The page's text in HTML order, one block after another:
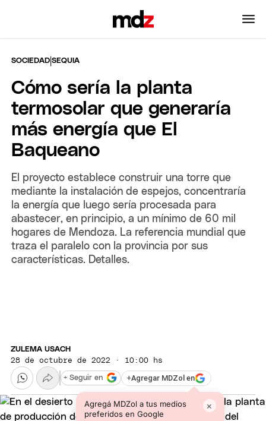
SOCIEDAD |SEQUIA
Cómo sería la planta
termosolar que generaría
más energía que El
Baqueano
El proyecto establece construir una torre que
mediante la instalación de espejos, concentraría
la energía que luego sería procesada para
abastecer, en principio, a un mínimo de 60 mil
hogares de Mendoza. La referencia mundial que
traza el paralelo con la provincia por sus
características. Detalles.
ZULEMA USACH
28 de octubre de 2022 · 10:00 hs
+Agregar MDZol en
Agregá MDZol a tus medios
preferidos en Google
×
+ Seguir en